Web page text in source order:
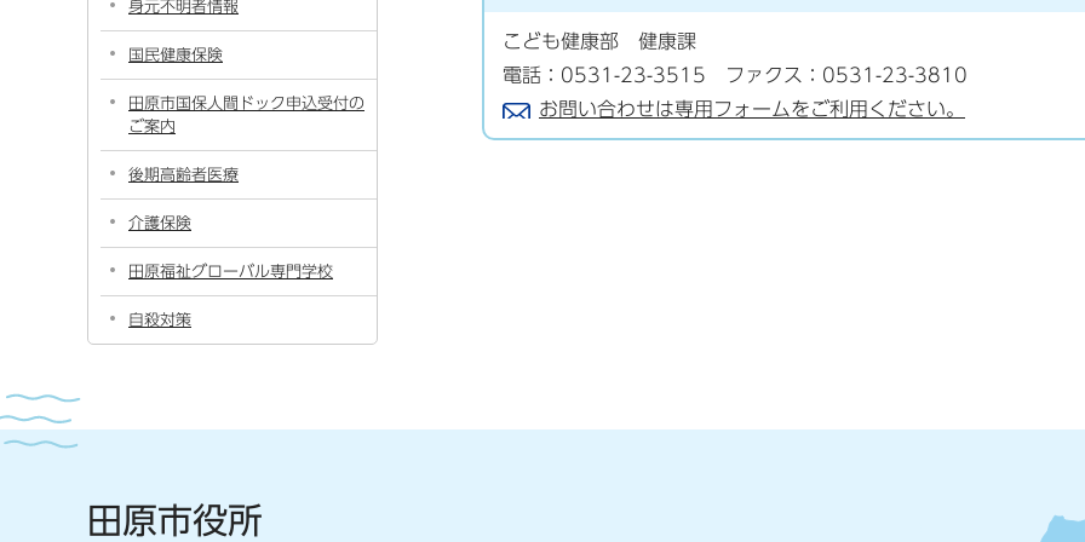
こども健康部 健康課
電話：0531-23-3515 ファクス：0531-23-3810
お問い合わせは専用フォームをご利用ください。
身元不明者情報
国民健康保険
田原市国保人間ドック申込受付の
ご案内
後期高齢者医療
介護保険
田原福祉グローバル専門学校
自殺対策
田原市役所